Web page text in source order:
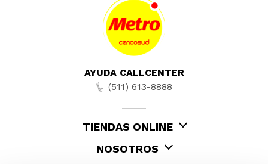
AYUDA CALLCENTER
(511) 613-8888
TIENDAS ONLINE
NOSOTROS